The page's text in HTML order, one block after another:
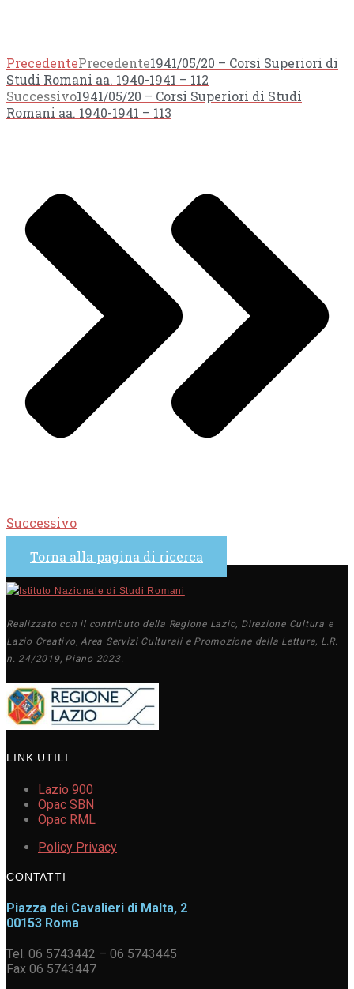
PrecedentePrecedente1941/05/20 – Corsi Superiori di
Studi Romani aa. 1940-1941 – 112
Successivo1941/05/20 – Corsi Superiori di Studi
Romani aa. 1940-1941 – 113
Successivo
Torna alla pagina di ricerca
Realizzato con il contributo della Regione Lazio, Direzione Cultura e
Lazio Creativo, Area Servizi Culturali e Promozione della Lettura, L.R.
n. 24/2019, Piano 2023.
LINK UTILI
Lazio 900
Opac SBN
Opac RML
Policy Privacy
CONTATTI
Piazza dei Cavalieri di Malta, 2
00153 Roma
Tel. 06 5743442 – 06 5743445
Fax 06 5743447